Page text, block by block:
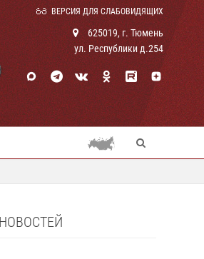
ВЕРСИЯ ДЛЯ СЛАБОВИДЯЩИХ
625019, г. Тюмень
ул. Республики д.254